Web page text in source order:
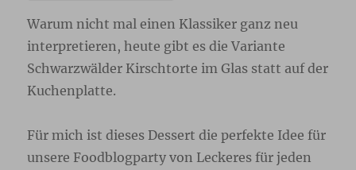
Warum nicht mal einen Klassiker ganz neu
interpretieren, heute gibt es die Variante
Schwarzwälder Kirschtorte im Glas statt auf der
Kuchenplatte.
Für mich ist dieses Dessert die perfekte Idee für
unsere Foodblogparty von Leckeres für jeden